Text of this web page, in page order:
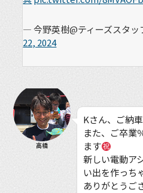
— 今野英樹@ティーズスタッ
22, 2024
高橋
Kさん、ご納
また、ご卒業
ます
新しい電動ア
い出を作っち
ありがとうご